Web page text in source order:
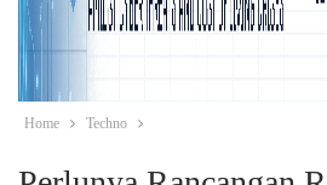
Home Techno